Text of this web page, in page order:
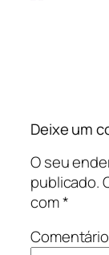
Deixe um
O seu
publicado.
com*
Comentário